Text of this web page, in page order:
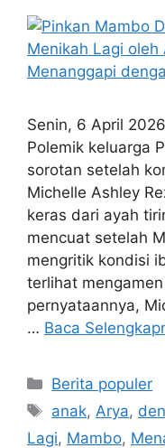
Senin, 6 April
Polemik keluarga
sorotan setelah
Michelle Ashley
keras dari ayah
mencuat setelah
mengritik kondisi
terlihat
pernyataannya,
… Baca
Kategori
Berita populer
Tag
anak, Arya,
Lagi, Mambo,